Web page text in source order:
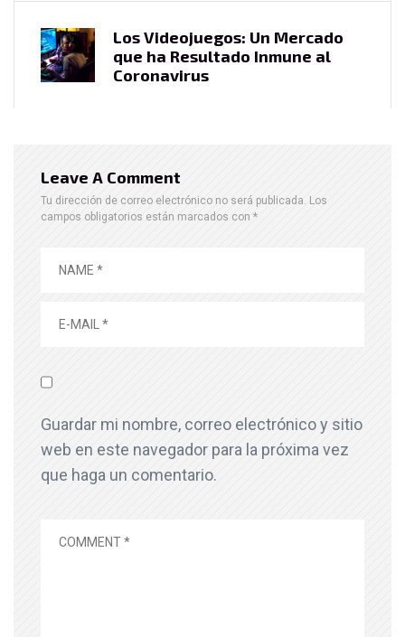
Los Videojuegos: Un Mercado
que ha Resultado Inmune al
Coronavirus
Leave A Comment
Tu dirección de correo electrónico no será publicada. Los
campos obligatorios están marcados con *
Guardar mi nombre, correo electrónico y sitio
web en este navegador para la próxima vez
que haga un comentario.